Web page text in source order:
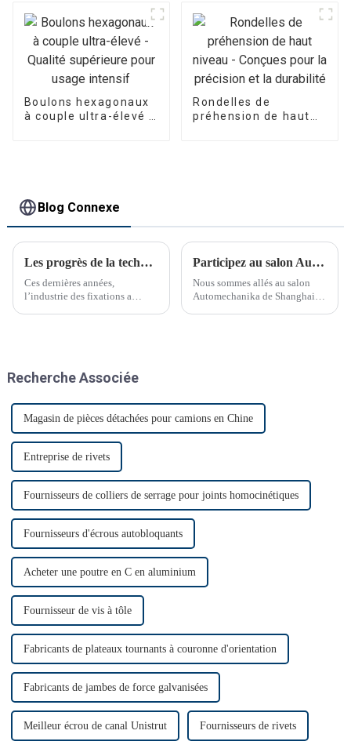
Boulons hexagonaux
à couple ultra-élevé -
Rondelles de
préhension de haut
Blog Connexe
Les progrès de la technologie de fixation transforment les industries
Ces dernières années,
l’industrie des fixations a
Participez au salon Automechanika de Shanghai
Nous sommes allés au salon
Automechanika de Shanghai
monde…
Recherche Associée
Magasin de pièces détachées pour camions en Chine
Entreprise de rivets
Fournisseurs de colliers de serrage pour joints homocinétiques
Fournisseurs d'écrous autobloquants
Acheter une poutre en C en aluminium
Fournisseur de vis à tôle
Fabricants de plateaux tournants à couronne d'orientation
Fabricants de jambes de force galvanisées
Meilleur écrou de canal Unistrut Fournisseurs de rivets